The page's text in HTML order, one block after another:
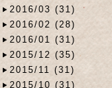
2016/03 (31)
2016/02 (28)
2016/01 (31)
2015/12 (35)
2015/11 (31)
2015/10 (31)